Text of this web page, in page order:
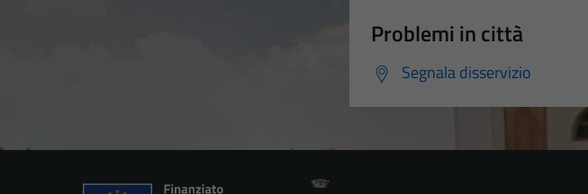
Problemi in città
Segnala disservizio